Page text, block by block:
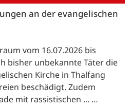
an der evangelischen
vom 16.07.2026 bis
bisher unbekannte Täter die
Kirche in Thalfang
beschädigt. Zudem
mit rassistischen ... …